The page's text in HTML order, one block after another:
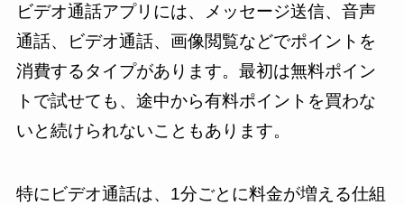
ビデオ通話アプリには、メッセージ送信、音声
通話、ビデオ通話、画像閲覧などでポイントを
消費するタイプがあります。最初は無料ポイン
トで試せても、途中から有料ポイントを買わな
いと続けられないこともあります。
特にビデオ通話は、1分ごとに料金が増える仕組